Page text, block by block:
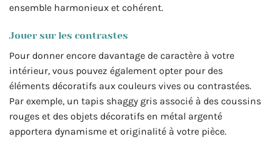
ensemble harmonieux et cohérent.
Jouer sur les contrastes
Pour donner encore davantage de caractère à votre
intérieur, vous pouvez également opter pour des
éléments décoratifs aux couleurs vives ou contrastées.
Par exemple, un tapis shaggy gris associé à des coussins
rouges et des objets décoratifs en métal argenté
apportera dynamisme et originalité à votre pièce.